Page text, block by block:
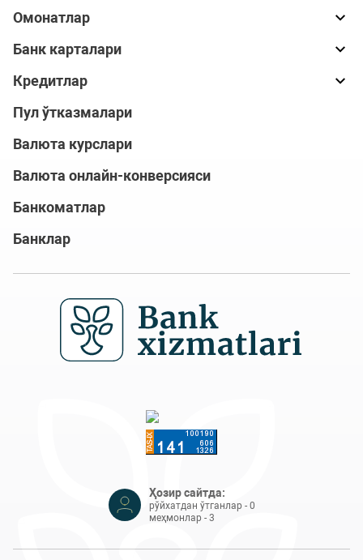
Омонатлар
Банк карталари
Кредитлар
Пул ўтказмалари
Валюта курслари
Валюта онлайн-конверсияси
Банкоматлар
Банклар
Ҳозир сайтда:
рўйхатдан ўтганлар - 0
меҳмонлар - 3